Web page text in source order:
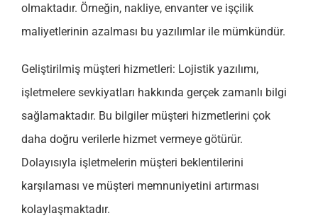
olmaktadır. Örneğin, nakliye, envanter ve işçilik
maliyetlerinin azalması bu yazılımlar ile mümkündür.
Geliştirilmiş müşteri hizmetleri: Lojistik yazılımı,
işletmelere sevkiyatları hakkında gerçek zamanlı bilgi
sağlamaktadır. Bu bilgiler müşteri hizmetlerini çok
daha doğru verilerle hizmet vermeye götürür.
Dolayısıyla işletmelerin müşteri beklentilerini
karşılaması ve müşteri memnuniyetini artırması
kolaylaşmaktadır.